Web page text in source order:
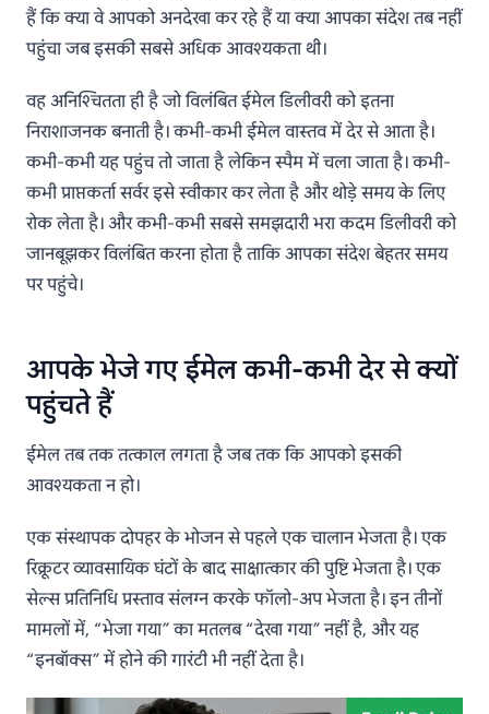
हैं कि क्या वे आपको अनदेखा कर रहे हैं या क्या आपका संदेश तब नहीं
पहुंचा जब इसकी सबसे अधिक आवश्यकता थी।
वह अनिश्चितता ही है जो विलंबित ईमेल डिलीवरी को इतना
निराशाजनक बनाती है। कभी-कभी ईमेल वास्तव में देर से आता है।
कभी-कभी यह पहुंच तो जाता है लेकिन स्पैम में चला जाता है। कभी-
कभी प्राप्तकर्ता सर्वर इसे स्वीकार कर लेता है और थोड़े समय के लिए
रोक लेता है। और कभी-कभी सबसे समझदारी भरा कदम डिलीवरी को
जानबूझकर विलंबित करना होता है ताकि आपका संदेश बेहतर समय
पर पहुंचे।
आपके भेजे गए ईमेल कभी-कभी देर से क्यों
पहुंचते हैं
ईमेल तब तक तत्काल लगता है जब तक कि आपको इसकी
आवश्यकता न हो।
एक संस्थापक दोपहर के भोजन से पहले एक चालान भेजता है। एक
रिक्रूटर व्यावसायिक घंटों के बाद साक्षात्कार की पुष्टि भेजता है। एक
सेल्स प्रतिनिधि प्रस्ताव संलग्न करके फॉलो-अप भेजता है। इन तीनों
मामलों में, “भेजा गया” का मतलब “देखा गया” नहीं है, और यह
“इनबॉक्स” में होने की गारंटी भी नहीं देता है।